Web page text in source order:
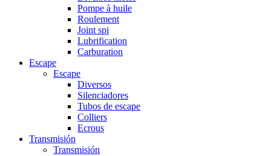
Pompe à huile
Roulement
Joint spi
Lubrification
Carburation
Escape
Escape
Diversos
Silenciadores
Tubos de escape
Colliers
Ecrous
Transmisión
Transmisión